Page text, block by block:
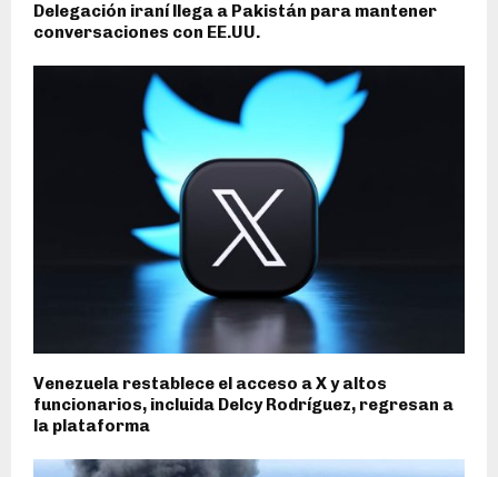
Delegación iraní llega a Pakistán para mantener
conversaciones con EE.UU.
Venezuela restablece el acceso a X y altos
funcionarios, incluida Delcy Rodríguez, regresan a
la plataforma